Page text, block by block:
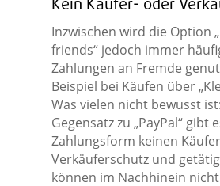
Kein Käufer- oder
Inzwischen wird die Option
friends“ jedoch immer
Zahlungen an Fremde
Beispiel bei Käufen über
Was vielen nicht bewusst
Gegensatz zu „PayPal“ gibt
Zahlungsform keinen
Verkäuferschutz und
können im Nachhinein